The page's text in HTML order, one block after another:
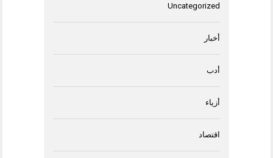
Uncategorized
أخبار
أدب
أزياء
اقتصاد